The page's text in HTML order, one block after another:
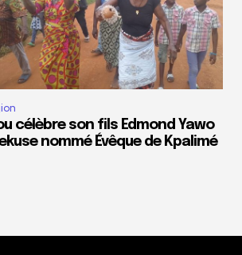
célèbre son fils Edmond Yawo
nommé Évêque de Kpalimé